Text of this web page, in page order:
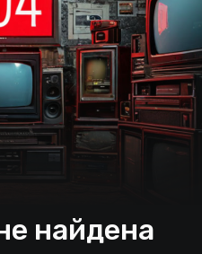
найдена